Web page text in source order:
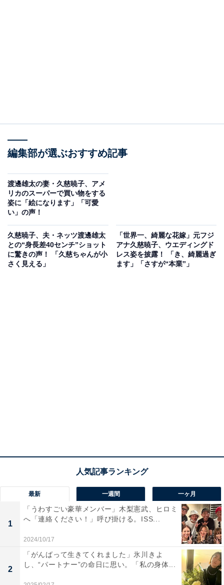
編集部が選ぶおすすめ記事
渡邊雄太の妻・久慈暁子、アメ
リカのスーパーで買い物をする
姿に「絵になります」「可愛
い」の声！
久慈暁子、夫・ネッツ渡邊雄太
との“身長差40センチ”ショット
に驚きの声！ 「久慈ちゃんが小
さく見える」
「世界一、綺麗な花嫁」元フジ
アナ久慈暁子、ウエディングド
レス姿を披露！ 「き、綺麗過ぎ
ます」「さすが“本業”」
最新 一週間 一ヶ月
1
「うわすごい豪華メンバー」木梨憲武、ヒロミ
へ「連絡ください！」呼び掛ける。ISS...
2024/10/17
2
「がんばって生きてくれました」氷川きよ
し、“パートナー”の命日に思い。「私の身体...